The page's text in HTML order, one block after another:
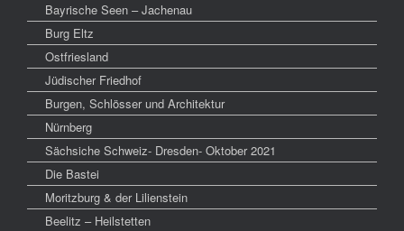
Bayrische Seen – Jachenau
Burg Eltz
Ostfriesland
Jüdischer Friedhof
Burgen, Schlösser und Architektur
Nürnberg
Sächsiche Schweiz- Dresden- Oktober 2021
Die Bastei
Moritzburg & der Lilienstein
Beelitz – Heilstetten